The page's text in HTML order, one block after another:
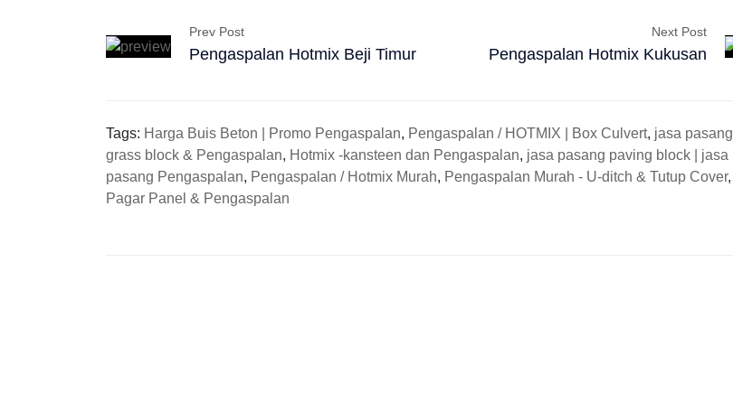
Prev Post
Pengaspalan Hotmix Beji Timur
Next Post
Pengaspalan Hotmix Kukusan
Tags: Harga Buis Beton | Promo Pengaspalan, Pengaspalan / HOTMIX | Box Culvert, jasa pasang
grass block & Pengaspalan, Hotmix -kansteen dan Pengaspalan, jasa pasang paving block | jasa
pasang Pengaspalan, Pengaspalan / Hotmix Murah, Pengaspalan Murah - U-ditch & Tutup Cover,
Pagar Panel & Pengaspalan